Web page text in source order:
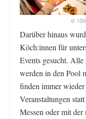
©
Darüber hinaus
Köch:innen für
Events gesucht. Alle
werden in den Pool
finden immer
Veranstaltungen
Messen oder mit